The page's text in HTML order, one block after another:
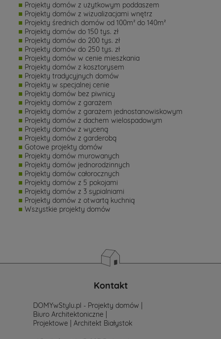
Projekty domów z użytkowym poddaszem
Projekty domów z wizualizacjami wnętrz
Projekty średnich domów od 100m² do 140m²
Projekty domów do 150 tys. zł
Projekty domów do 200 tys. zł
Projekty domów do 250 tys. zł
Projekty domów w cenie mieszkania
Projekty domów z kosztorysem
Projekty tradycyjnych domów
Projekty w specjalnej cenie
Projekty domów bez piwnicy
Projekty domów z garażem
Projekty domów z garażem jednostanowiskowym
Projekty domów z dachem wielospadowym
Projekty domów z wyceną
Projekty domów z garderobą
Gotowe projekty domów
Projekty domów murowanych
Projekty domów jednorodzinnych
Projekty domów całorocznych
Projekty domów z 5 pokojami
Projekty domów z 3 sypialniami
Projekty domów z otwartą kuchnią
Wszystkie projekty domów
Kontakt
DOMYwStylu.pl - Projekty domów |
Biuro Architektoniczne |
Projektowe | Architekt Białystok